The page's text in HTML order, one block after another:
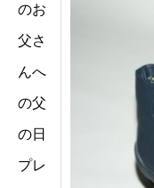
のお
父さ
んへ
の父
の日
プレ